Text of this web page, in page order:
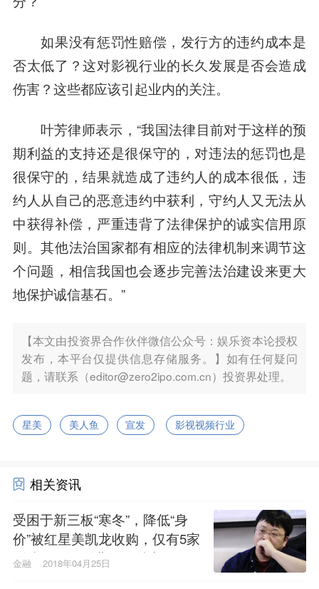
如果没有惩罚性赔偿，发行方的违约成本是
否太低了？这对影视行业的长久发展是否会造成
伤害？这些都应该引起业内的关注。
叶芳律师表示，“我国法律目前对于这样的预
期利益的支持还是很保守的，对违法的惩罚也是
很保守的，结果就造成了违约人的成本很低，违
约人从自己的恶意违约中获利，守约人又无法从
中获得补偿，严重违背了法律保护的诚实信用原
则。其他法治国家都有相应的法律机制来调节这
个问题，相信我国也会逐步完善法治建设来更大
地保护诚信基石。”
【本文由投资界合作伙伴微信公众号：娱乐资本论授权
发布，本平台仅提供信息存储服务。】如有任何疑问
题，请联系（editor@zero2ipo.com.cn）投资界处理。
星美 美人鱼 宣发 影视视频行业
相关资讯
受困于新三板“寒冬”，降低“身
价”被红星美凯龙收购，仅有5家
影院的德纳影业有何魅力？
金融 2018年04月25日